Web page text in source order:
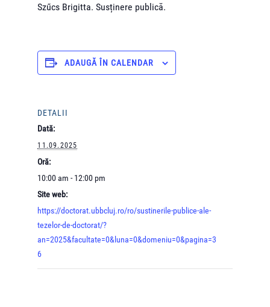
Szűcs Brigitta. Susținere publică.
ADAUGĂ ÎN CALENDAR
DETALII
Dată:
11.09.2025
Oră:
10:00 am - 12:00 pm
Site web:
https://doctorat.ubbcluj.ro/ro/sustinerile-publice-ale-
tezelor-de-doctorat/?
an=2025&facultate=0&luna=0&domeniu=0&pagina=3
6